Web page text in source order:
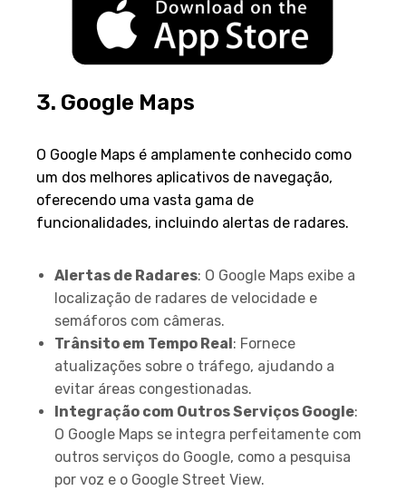
3. Google Maps
O Google Maps é amplamente conhecido como
um dos melhores aplicativos de navegação,
oferecendo uma vasta gama de
funcionalidades, incluindo alertas de radares.
Alertas de Radares: O Google Maps exibe a
localização de radares de velocidade e
semáforos com câmeras.
Trânsito em Tempo Real: Fornece
atualizações sobre o tráfego, ajudando a
evitar áreas congestionadas.
Integração com Outros Serviços Google:
O Google Maps se integra perfeitamente com
outros serviços do Google, como a pesquisa
por voz e o Google Street View.